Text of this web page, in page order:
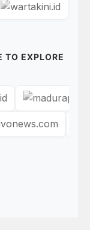
TO EXPLORE